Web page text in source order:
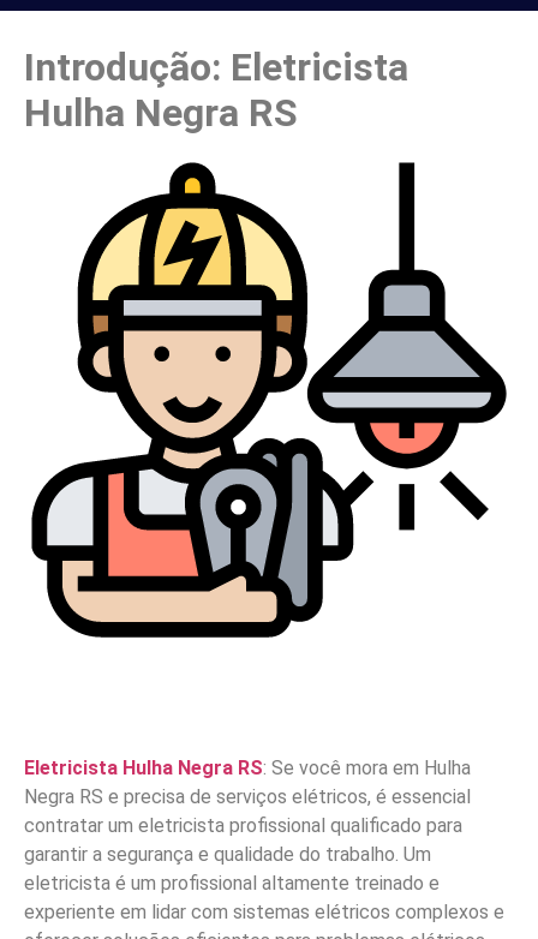
Introdução: Eletricista
Hulha Negra RS
Eletricista Hulha Negra RS: Se você mora em Hulha
Negra RS e precisa de serviços elétricos, é essencial
contratar um eletricista profissional qualificado para
garantir a segurança e qualidade do trabalho. Um
eletricista é um profissional altamente treinado e
experiente em lidar com sistemas elétricos complexos e